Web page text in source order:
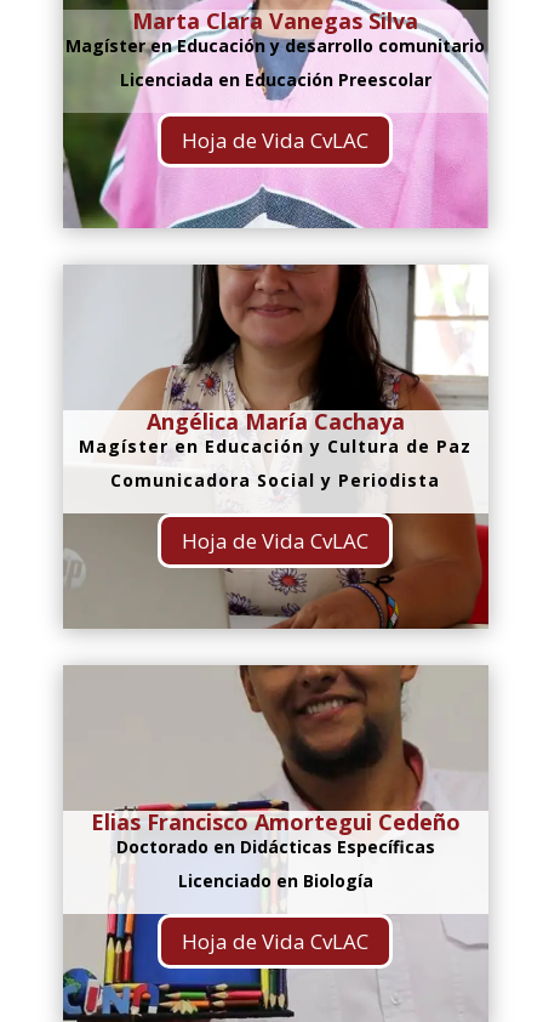
Marta Clara Vanegas Silva
Magíster en Educación y desarrollo comunitario
Licenciada en Educación Preescolar
Hoja de Vida CvLAC
Angélica María Cachaya
Magíster en Educación y Cultura de Paz
Comunicadora Social y Periodista
Hoja de Vida CvLAC
Elias Francisco Amortegui Cedeño
Doctorado en Didácticas Específicas
Licenciado en Biología
Hoja de Vida CvLAC